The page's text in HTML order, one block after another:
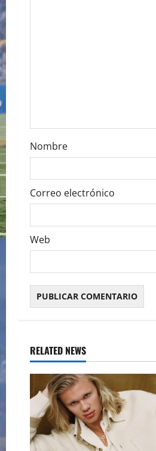
Nombre
Correo electrónico
Web
RELATED NEWS